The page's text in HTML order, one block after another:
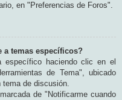
en "Preferencias de Foros".
temas específicos?
específico haciendo clic en el
de Tema", ubicado
tema de discusión.
de "Notificarme cuando